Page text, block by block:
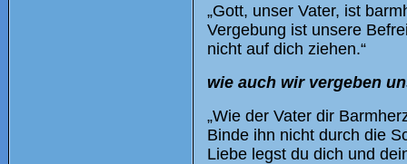
„Gott, unser Vater, ist
Vergebung ist unsere
nicht auf dich ziehen.“
wie auch wir vergeben
„Wie der Vater dir
Binde ihn nicht durch die
Liebe legst du dich und